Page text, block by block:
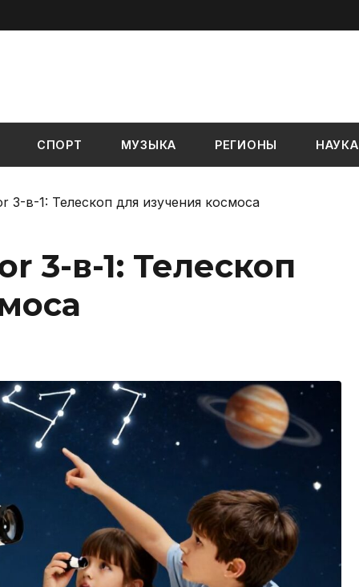
СПОРТ МУЗЫКА РЕГИОНЫ НАУКА
3-в-1: Телескоп для изучения космоса
3-в-1: Телескоп